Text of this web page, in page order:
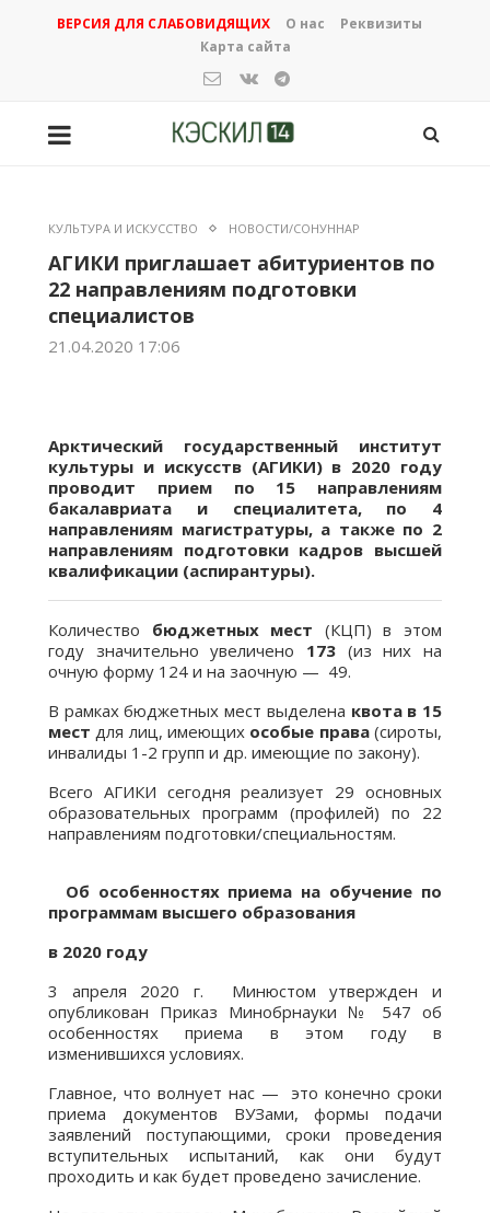
ВЕРСИЯ ДЛЯ СЛАБОВИДЯЩИХ О нас
Реквизиты
Карта сайта
КУЛЬТУРА И ИСКУССТВО НОВОСТИ/СОНУННАР
АГИКИ приглашает абитуриентов по
22 направлениям подготовки
специалистов
21.04.2020 17:06
Арктический государственный институт
культуры и искусств (АГИКИ) в 2020 году
проводит прием по 15 направлениям
бакалавриата и специалитета, по 4
направлениям магистратуры, а также по 2
направлениям подготовки кадров высшей
квалификации (аспирантуры).
Количество бюджетных мест (КЦП) в этом
году значительно увеличено 173 (из них на
очную форму 124 и на заочную — 49.
В рамках бюджетных мест выделена квота в 15
мест для лиц, имеющих особые права(сироты,
инвалиды 1-2 групп и др. имеющие по закону).
Всего АГИКИ сегодня реализует 29 основных
образовательных программ (профилей) по 22
направлениям подготовки/специальностям.
Об особенностях приема на обучение по
программам высшего образования
в 2020 году
3 апреля 2020 г. Минюстом утвержден и
опубликован Приказ Минобрнауки № 547 об
особенностях приема в этом году в
изменившихся условиях.
Главное, что волнует нас — это конечно сроки
приема документов ВУЗами, формы подачи
заявлений поступающими, сроки проведения
вступительных испытаний, как они будут
проходить и как будет проведено зачисление.